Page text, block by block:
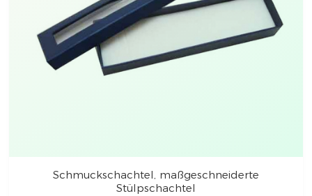
Schmuckschachtel, maßgeschneiderte
Stülpschachtel